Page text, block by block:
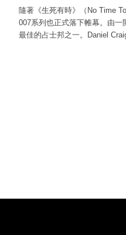
隨著《生死有時》（No Time
007系列也正式落下帷幕。由
最佳的占士邦之一。Daniel